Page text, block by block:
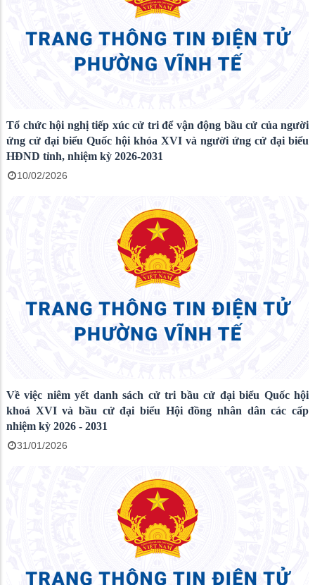
Tổ chức hội nghị tiếp xúc cử tri để vận động bầu cử của người
ứng cử đại biểu Quốc hội khóa XVI và người ứng cử đại biểu
HĐND tỉnh, nhiệm kỳ 2026-2031
10/02/2026
Về việc niêm yết danh sách cử tri bầu cử đại biểu Quốc hội
khoá XVI và bầu cử đại biểu Hội đồng nhân dân các cấp
nhiệm kỳ 2026 - 2031
31/01/2026